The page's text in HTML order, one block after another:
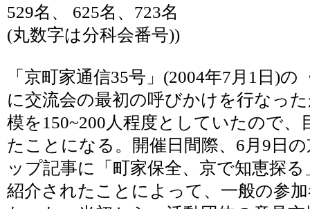
529名、 625名、723名
(丸数字は分科会番号))
「京町家通信35号」(2004年7月1日)の
に交流会の最初の呼びかけを行なっ
模を150~200人程度としていたので、
たことになる。開催日間際、6月9日
ップ記事に「町家保全、京で知恵探
紹介されたことによって、一般の参